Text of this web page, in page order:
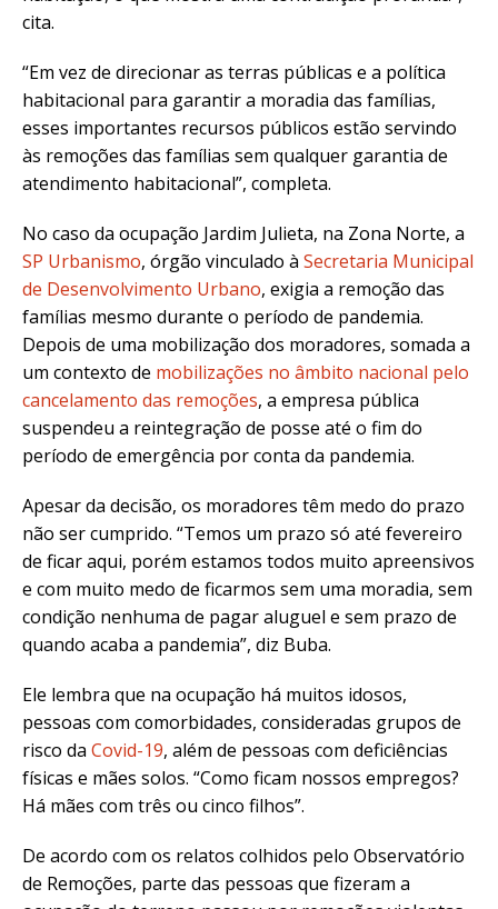
cita.
“Em vez de direcionar as terras públicas e a política
habitacional para garantir a moradia das famílias,
esses importantes recursos públicos estão servindo
às remoções das famílias sem qualquer garantia de
atendimento habitacional”, completa.
No caso da ocupação Jardim Julieta, na Zona Norte, a
SP Urbanismo, órgão vinculado à Secretaria Municipal
de Desenvolvimento Urbano, exigia a remoção das
famílias mesmo durante o período de pandemia.
Depois de uma mobilização dos moradores, somada a
um contexto de mobilizações no âmbito nacional pelo
cancelamento das remoções, a empresa pública
suspendeu a reintegração de posse até o fim do
período de emergência por conta da pandemia.
Apesar da decisão, os moradores têm medo do prazo
não ser cumprido. “Temos um prazo só até fevereiro
de ficar aqui, porém estamos todos muito apreensivos
e com muito medo de ficarmos sem uma moradia, sem
condição nenhuma de pagar aluguel e sem prazo de
quando acaba a pandemia”, diz Buba.
Ele lembra que na ocupação há muitos idosos,
pessoas com comorbidades, consideradas grupos de
risco da Covid-19, além de pessoas com deficiências
físicas e mães solos. “Como ficam nossos empregos?
Há mães com três ou cinco filhos”.
De acordo com os relatos colhidos pelo Observatório
de Remoções, parte das pessoas que fizeram a